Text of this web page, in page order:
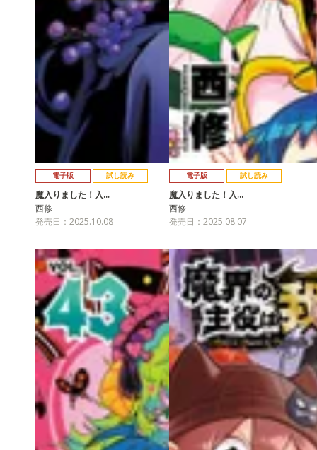
電子版 試し読み
魔入りました！入…
西修
発売日：2025.10.08
電子版 試し読み
魔入りました！入…
西修
発売日：2025.08.07